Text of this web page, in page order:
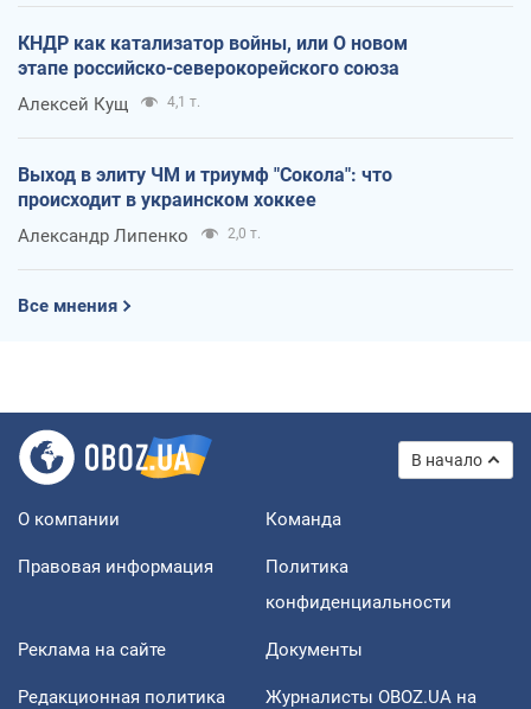
КНДР как катализатор войны, или О новом
этапе российско-северокорейского союза
Алексей Кущ 4,1 т.
Выход в элиту ЧМ и триумф "Сокола": что
происходит в украинском хоккее
Александр Липенко 2,0 т.
Все мнения
В начало
О компании Команда
Правовая информация
Политика
конфиденциальности
Реклама на сайте Документы
Редакционная политика
Журналисты OBOZ.UA на